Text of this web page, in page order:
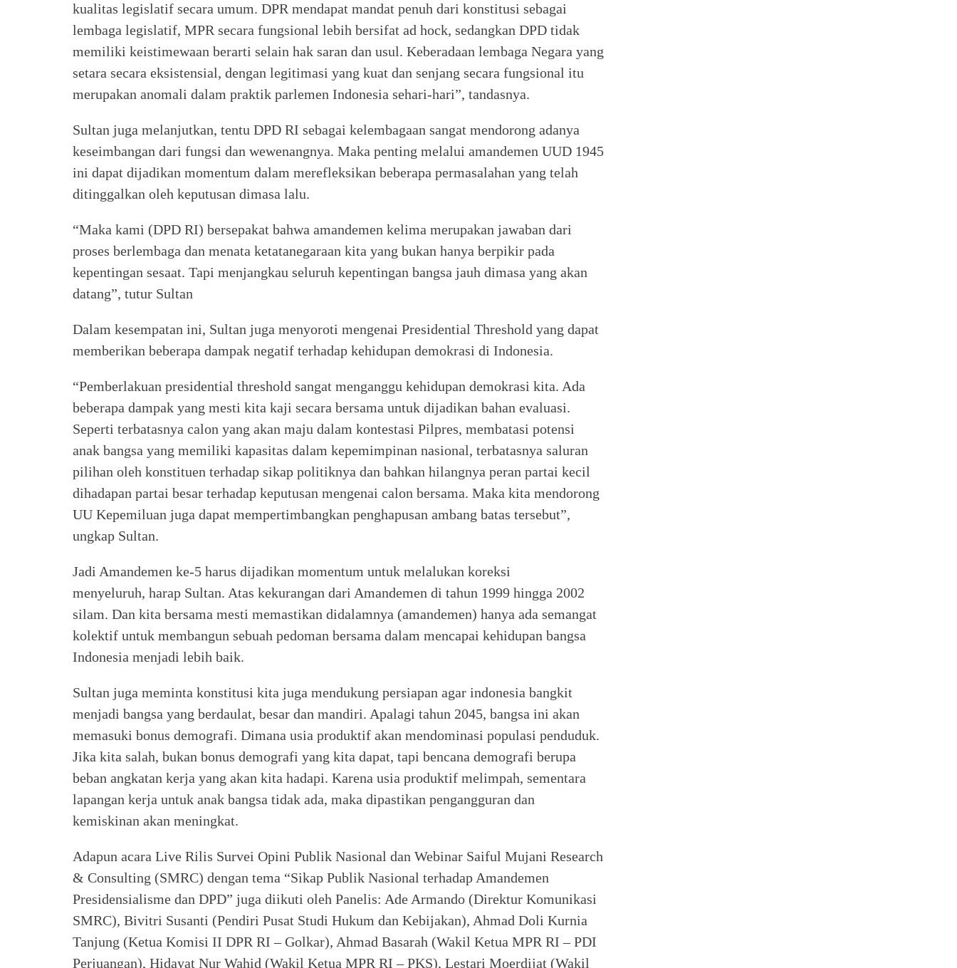
kualitas legislatif secara umum. DPR mendapat mandat penuh dari konstitusi sebagai
lembaga legislatif, MPR secara fungsional lebih bersifat ad hock, sedangkan DPD tidak
memiliki keistimewaan berarti selain hak saran dan usul. Keberadaan lembaga Negara yang
setara secara eksistensial, dengan legitimasi yang kuat dan senjang secara fungsional itu
merupakan anomali dalam praktik parlemen Indonesia sehari-hari”, tandasnya.
Sultan juga melanjutkan, tentu DPD RI sebagai kelembagaan sangat mendorong adanya
keseimbangan dari fungsi dan wewenangnya. Maka penting melalui amandemen UUD 1945
ini dapat dijadikan momentum dalam merefleksikan beberapa permasalahan yang telah
ditinggalkan oleh keputusan dimasa lalu.
“Maka kami (DPD RI) bersepakat bahwa amandemen kelima merupakan jawaban dari
proses berlembaga dan menata ketatanegaraan kita yang bukan hanya berpikir pada
kepentingan sesaat. Tapi menjangkau seluruh kepentingan bangsa jauh dimasa yang akan
datang”, tutur Sultan
Dalam kesempatan ini, Sultan juga menyoroti mengenai Presidential Threshold yang dapat
memberikan beberapa dampak negatif terhadap kehidupan demokrasi di Indonesia.
“Pemberlakuan presidential threshold sangat menganggu kehidupan demokrasi kita. Ada
beberapa dampak yang mesti kita kaji secara bersama untuk dijadikan bahan evaluasi.
Seperti terbatasnya calon yang akan maju dalam kontestasi Pilpres, membatasi potensi
anak bangsa yang memiliki kapasitas dalam kepemimpinan nasional, terbatasnya saluran
pilihan oleh konstituen terhadap sikap politiknya dan bahkan hilangnya peran partai kecil
dihadapan partai besar terhadap keputusan mengenai calon bersama. Maka kita mendorong
UU Kepemiluan juga dapat mempertimbangkan penghapusan ambang batas tersebut”,
ungkap Sultan.
Jadi Amandemen ke-5 harus dijadikan momentum untuk melalukan koreksi
menyeluruh, harap Sultan. Atas kekurangan dari Amandemen di tahun 1999 hingga 2002
silam. Dan kita bersama mesti memastikan didalamnya (amandemen) hanya ada semangat
kolektif untuk membangun sebuah pedoman bersama dalam mencapai kehidupan bangsa
Indonesia menjadi lebih baik.
Sultan juga meminta konstitusi kita juga mendukung persiapan agar indonesia bangkit
menjadi bangsa yang berdaulat, besar dan mandiri. Apalagi tahun 2045, bangsa ini akan
memasuki bonus demografi. Dimana usia produktif akan mendominasi populasi penduduk.
Jika kita salah, bukan bonus demografi yang kita dapat, tapi bencana demografi berupa
beban angkatan kerja yang akan kita hadapi. Karena usia produktif melimpah, sementara
lapangan kerja untuk anak bangsa tidak ada, maka dipastikan pengangguran dan
kemiskinan akan meningkat.
Adapun acara Live Rilis Survei Opini Publik Nasional dan Webinar Saiful Mujani Research
& Consulting (SMRC) dengan tema “Sikap Publik Nasional terhadap Amandemen
Presidensialisme dan DPD” juga diikuti oleh Panelis: Ade Armando (Direktur Komunikasi
SMRC), Bivitri Susanti (Pendiri Pusat Studi Hukum dan Kebijakan), Ahmad Doli Kurnia
Tanjung (Ketua Komisi II DPR RI – Golkar), Ahmad Basarah (Wakil Ketua MPR RI – PDI
Perjuangan), Hidayat Nur Wahid (Wakil Ketua MPR RI – PKS), Lestari Moerdijat (Wakil